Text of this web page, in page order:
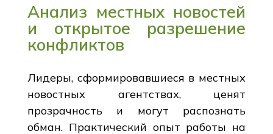
Анализ местных новостей
и открытое разрешение
конфликтов
Лидеры, сформировавшиеся в местных
новостных агентствах, ценят
прозрачность и могут распознать
обман. Практический опыт работы на